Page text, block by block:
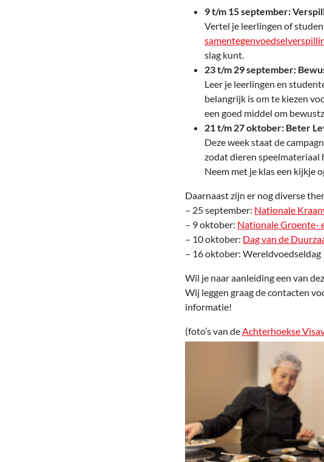
9 t/m 15 september:
Vertel je leerlingen of
slag kunt.
23 t/m 29 september:
Leer je leerlingen en
belangrijk is om te kiezen
een goed middel om
21 t/m 27 oktober: Beter
Deze week staat de
zodat dieren speelmateriaal
Neem met je klas een kijkje
Daarnaast zijn er nog diverse
– 25 september: Nationale
– 9 oktober: Nationale Groente-
– 10 oktober: Dag van de
– 16 oktober: Wereldvoedseldag
Wil je naar aanleiding een van
Wij leggen graag de contacten
informatie!
(foto’s van deAchterhoekse